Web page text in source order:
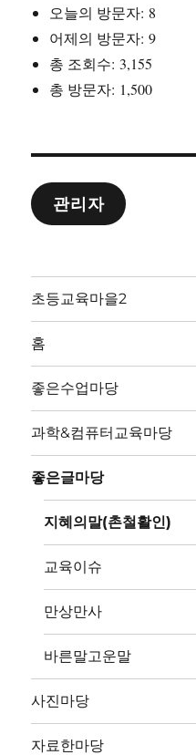
오늘의 방문자: 8
어제의 방문자:9
총 조회수: 3,155
총 방문자: 1,500
관리자
초등교육마을2
홈
좋은수업마당
과학&컴퓨터교육마당
좋은글마당
지혜의말(촌철활인)
교육이슈
만상만사
바른말고운말
사진마당
자료한마당